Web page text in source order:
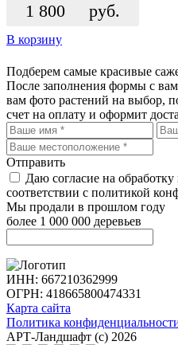
1 800 руб.
В корзину
Подберем самые красивые
После заполнения формы с
вам фото растений на выбор,
счет на оплату и оформит
Отправить
Даю согласие на
соответствии с политикой
Мы продали в прошлом году
более 1 000 000 деревьев
ИНН: 667210362999
ОГРН: 418665800474331
Карта сайта
Политика
АРТ-Ландшафт (с) 2026